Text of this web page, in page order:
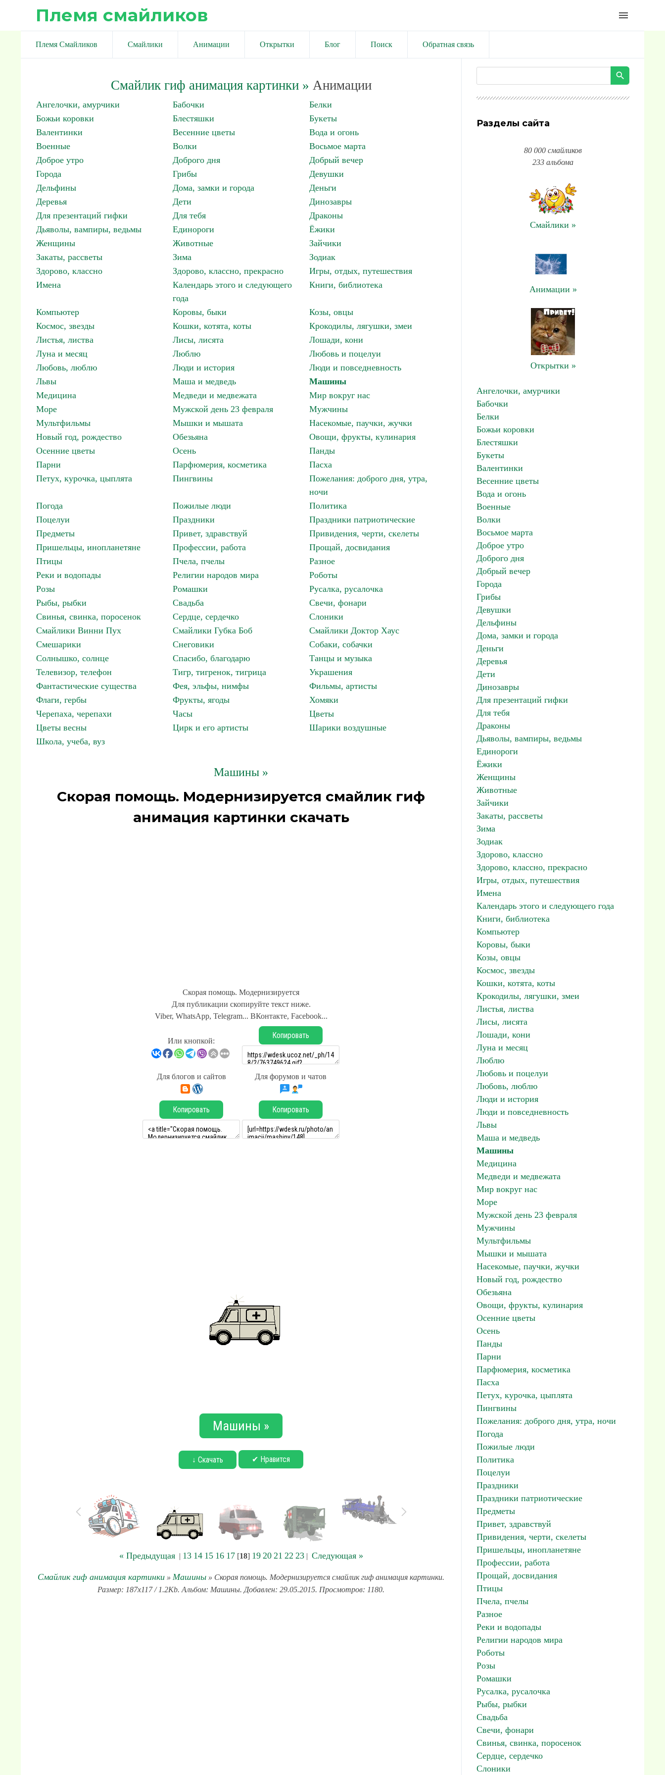
Племя смайликов menu
Племя Смайликов Смайлики Анимации Открытки Блог Поиск Обратная связь
Смайлик гиф анимация картинки» Анимации
Ангелочки, амурчики Бабочки
Белки
Божьи коровки
Блестяшки
Букеты
Валентинки
Весенние цветы
Вода и огонь
Военные
Волки
Восьмое марта
Доброе утро
Доброго дня
Добрый вечер
Города
Грибы
Девушки
Дельфины
Дома, замки и города
Деньги
Деревья
Дети
Динозавры
Для презентаций гифки
Для тебя
Драконы
Дьяволы, вампиры, ведьмы
Единороги
Ёжики
Женщины
Животные
Зайчики
Закаты, рассветы
Зима
Зодиак
Здорово, классно
Здорово, классно, прекрасно
Игры, отдых, путешествия
Имена
Календарь этого и следующего
года
Книги, библиотека
Компьютер Коровы, быки
Козы, овцы
Космос, звезды
Кошки, котята, коты
Крокодилы, лягушки, змеи
Листья, листва
Лисы, лисята
Лошади, кони
Луна и месяц
Люблю
Любовь и поцелуи
Любовь, люблю
Люди и история
Люди и повседневность
Львы
Маша и медведь
Машины
Медицина
Медведи и медвежата
Мир вокруг нас
Море
Мужской день 23 февраля
Мужчины
Мультфильмы
Мышки и мышата
Насекомые, паучки, жучки
Новый год, рождество
Обезьяна
Овощи, фрукты, кулинария
Осенние цветы
Осень
Панды
Парни
Парфюмерия, косметика
Пасха
Петух, курочка, цыплята
Пингвины
Пожелания: доброго дня, утра,
ночи
Погода
Пожилые люди
Политика
Поцелуи
Праздники
Праздники патриотические
Предметы
Привет, здравствуй
Привидения, черти, скелеты
Пришельцы, инопланетяне
Профессии, работа
Прощай, досвидания
Птицы
Пчела, пчелы
Разное
Реки и водопады
Религии народов мира
Роботы
Розы
Ромашки
Русалка, русалочка
Рыбы, рыбки
Свадьба
Свечи, фонари
Свинья, свинка, поросенок
Сердце, сердечко
Слоники
Смайлики Винни Пух
Смайлики Губка Боб
Смайлики Доктор Хаус
Смешарики
Снеговики
Собаки, собачки
Солнышко, солнце
Спасибо, благодарю
Танцы и музыка
Телевизор, телефон
Тигр, тигренок, тигрица
Украшения
Фантастические существа
Фея, эльфы, нимфы
Фильмы, артисты
Флаги, гербы
Фрукты, ягоды
Хомяки
Черепаха, черепахи
Часы
Цветы
Цветы весны
Цирк и его артисты
Шарики воздушные
Школа, учеба, вуз
Машины »
Скорая помощь. Модернизируется смайлик гиф
анимация картинки скачать
Скорая помощь. Модернизируется
Для публикации скопируйте текст ниже.
Viber, WhatsApp, Telegram... ВКонтакте, Facebook...
Или кнопкой:
Копировать
Для блогов и сайтов Для форумов и чатов
Копировать Копировать
Машины »
↓ Скачать ✔ Нравится
« Предыдущая| 13 14 15 16 17[18] 19 20 21 22 23| Следующая »
Смайлик гиф анимация картинки » Машины » Скорая помощь. Модернизируется смайлик гиф анимация картинки.
Размер: 187x117 / 1.2Kb. Альбом: Машины. Добавлен: 29.05.2015. Просмотров: 1180.
Разделы сайта
80 000 смайликов
233 альбома
Смайлики »
Анимации »
Открытки »
Ангелочки, амурчики
Бабочки
Белки
Божьи коровки
Блестяшки
Букеты
Валентинки
Весенние цветы
Вода и огонь
Военные
Волки
Восьмое марта
Доброе утро
Доброго дня
Добрый вечер
Города
Грибы
Девушки
Дельфины
Дома, замки и города
Деньги
Деревья
Дети
Динозавры
Для презентаций гифки
Для тебя
Драконы
Дьяволы, вампиры, ведьмы
Единороги
Ёжики
Женщины
Животные
Зайчики
Закаты, рассветы
Зима
Зодиак
Здорово, классно
Здорово, классно, прекрасно
Игры, отдых, путешествия
Имена
Календарь этого и следующего года
Книги, библиотека
Компьютер
Коровы, быки
Козы, овцы
Космос, звезды
Кошки, котята, коты
Крокодилы, лягушки, змеи
Листья, листва
Лисы, лисята
Лошади, кони
Луна и месяц
Люблю
Любовь и поцелуи
Любовь, люблю
Люди и история
Люди и повседневность
Львы
Маша и медведь
Машины
Медицина
Медведи и медвежата
Мир вокруг нас
Море
Мужской день 23 февраля
Мужчины
Мультфильмы
Мышки и мышата
Насекомые, паучки, жучки
Новый год, рождество
Обезьяна
Овощи, фрукты, кулинария
Осенние цветы
Осень
Панды
Парни
Парфюмерия, косметика
Пасха
Петух, курочка, цыплята
Пингвины
Пожелания: доброго дня, утра, ночи
Погода
Пожилые люди
Политика
Поцелуи
Праздники
Праздники патриотические
Предметы
Привет, здравствуй
Привидения, черти, скелеты
Пришельцы, инопланетяне
Профессии, работа
Прощай, досвидания
Птицы
Пчела, пчелы
Разное
Реки и водопады
Религии народов мира
Роботы
Розы
Ромашки
Русалка, русалочка
Рыбы, рыбки
Свадьба
Свечи, фонари
Свинья, свинка, поросенок
Сердце, сердечко
Слоники